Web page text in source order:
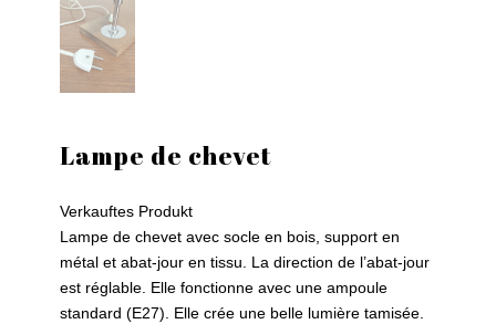
Lampe de chevet
Verkauftes Produkt
Lampe de chevet avec socle en bois, support en
métal et abat-jour en tissu. La direction de l’abat-jour
est réglable. Elle fonctionne avec une ampoule
standard (E27). Elle crée une belle lumière tamisée.